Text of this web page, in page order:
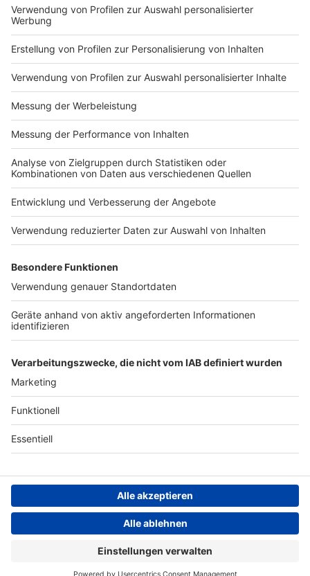
Impressum
Nutzungsbedingungen
Jobs
Presse
Werben
Archiv
ANTENNE BAYERN GROUP
Stiftung ANTENNE BAYERN
hilft
Teilnahmebedingungen
Grounding Page ANTENNE
BAYERN
Kontakt
Studio-Hotline
Verkehrs-Hotline
Datenschutz­erklärung
einstellungen
Persönliche Datenkontrolle
Newsletter
ANTENNE BAYERN Live